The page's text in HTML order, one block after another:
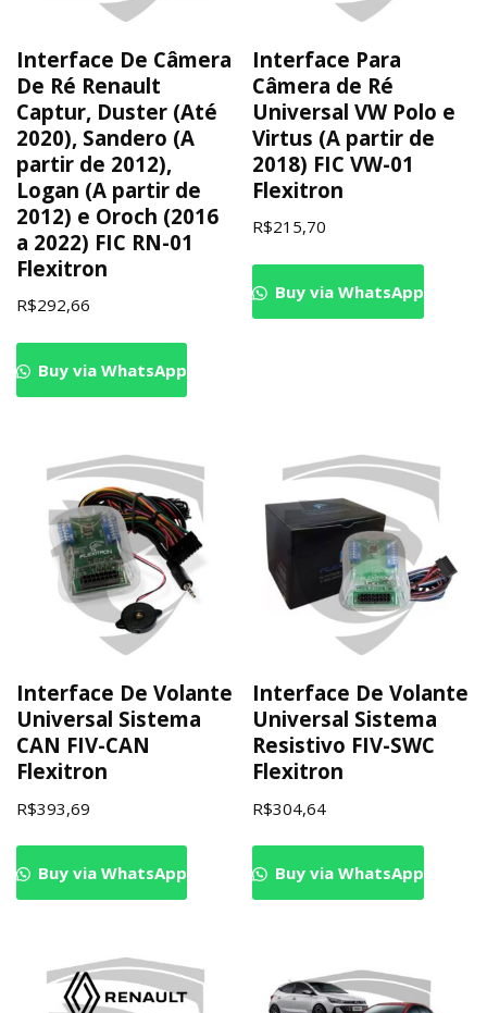
Interface De Câmera
De Ré Renault
Captur, Duster (Até
2020), Sandero (A
partir de 2012),
Logan (A partir de
2012) e Oroch (2016
a 2022) FIC RN-01
Flexitron
R$292,66
Buy via WhatsApp
Interface Para
Câmera de Ré
Universal VW Polo e
Virtus (A partir de
2018) FIC VW-01
Flexitron
R$215,70
Buy via WhatsApp
Interface De Volante
Universal Sistema
CAN FIV-CAN
Flexitron
R$393,69
Buy via WhatsApp
Interface De Volante
Universal Sistema
Resistivo FIV-SWC
Flexitron
R$304,64
Buy via WhatsApp